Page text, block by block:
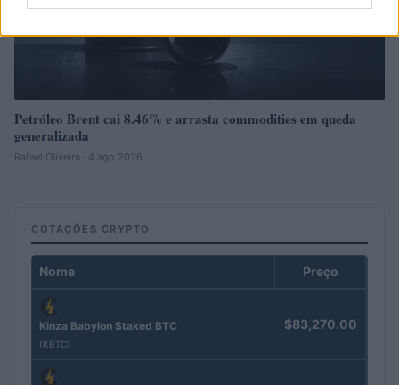
Petróleo Brent cai 8.46% e arrasta commodities em queda
generalizada
Rafael Oliveira · 4 ago 2026
COTAÇÕES CRYPTO
Nome Preço
Kinza Babylon Staked BTC
(KBTC)
$83,270.00